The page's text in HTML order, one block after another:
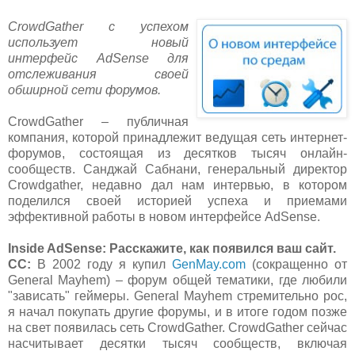
CrowdGather с успехом
использует новый
интерфейс AdSense для
отслеживания своей
обширной сети форумов.
CrowdGather – публичная
компания, которой принадлежит ведущая сеть интернет-
форумов, состоящая из десятков тысяч онлайн-
сообществ. Санджай Сабнани, генеральный директор
Crowdgather, недавно дал нам интервью, в котором
поделился своей историей успеха и приемами
эффективной работы в новом интерфейсе AdSense.
Inside AdSense: Расскажите, как появился ваш сайт.
СС:
В 2002 году я купил GenMay.com (сокращенно от
General Mayhem) – форум общей тематики, где любили
"зависать" геймеры. General Mayhem стремительно рос,
я начал покупать другие форумы, и в итоге годом позже
на свет появилась сеть CrowdGather. CrowdGather сейчас
насчитывает десятки тысяч сообществ, включая